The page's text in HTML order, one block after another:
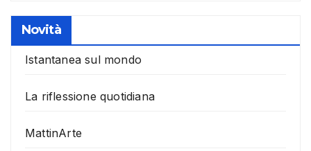
Novità
Istantanea sul mondo
La riflessione quotidiana
MattinArte